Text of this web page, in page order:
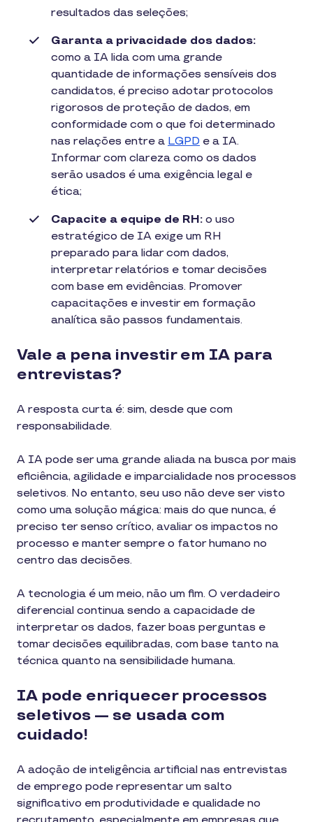
resultados das seleções;
Garanta a privacidade dos dados:
como a IA lida com uma grande
quantidade de informações sensíveis dos
candidatos, é preciso adotar protocolos
rigorosos de proteção de dados, em
conformidade com o que foi determinado
nas relações entre a LGPD e a IA.
Informar com clareza como os dados
serão usados é uma exigência legal e
ética;
Capacite a equipe de RH: o uso
estratégico de IA exige um RH
preparado para lidar com dados,
interpretar relatórios e tomar decisões
com base em evidências. Promover
capacitações e investir em formação
analítica são passos fundamentais.
Vale a pena investir em IA para
entrevistas?
A resposta curta é: sim, desde que com
responsabilidade.
A IA pode ser uma grande aliada na busca por mais
eficiência, agilidade e imparcialidade nos processos
seletivos. No entanto, seu uso não deve ser visto
como uma solução mágica: mais do que nunca, é
preciso ter senso crítico, avaliar os impactos no
processo e manter sempre o fator humano no
centro das decisões.
A tecnologia é um meio, não um fim. O verdadeiro
diferencial continua sendo a capacidade de
interpretar os dados, fazer boas perguntas e
tomar decisões equilibradas, com base tanto na
técnica quanto na sensibilidade humana.
IA pode enriquecer processos
seletivos — se usada com
cuidado!
A adoção de inteligência artificial nas entrevistas
de emprego pode representar um salto
significativo em produtividade e qualidade no